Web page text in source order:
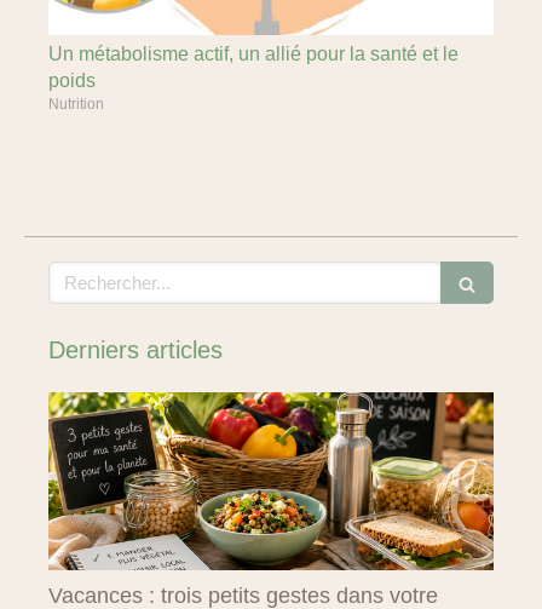
Un métabolisme actif, un allié pour la santé et le
poids
Nutrition
Rechercher
Derniers articles
Vacances : trois petits gestes dans votre